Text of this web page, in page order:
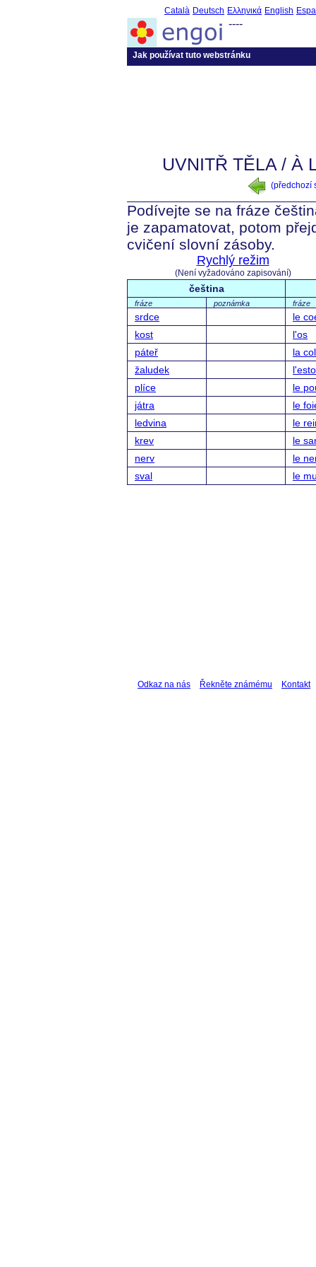
Català Deutsch Ελληνικά English
----
Jak používat tuto webstránku
UVNITŘ TĚLA / À
(předchozí
Podívejte se na fráze
je zapamatovat, potom
cvičení slovní zásoby.
Rychlý režim
(Není vyžadováno zapisování)
čeština
fráze poznámka fráze
srdce
le
kost
l'os
páteř
la
žaludek
plíce
le
játra
le
ledvina
le
krev
le
nerv
le
sval
le
Odkaz na nás Řekněte známému Kontakt